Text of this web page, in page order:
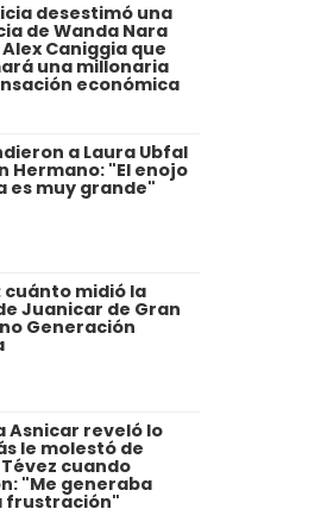
desestimó una
de Wanda Nara
Caniggia que
una millonaria
económica
a Laura Ubfal
Hermano: "El enojo
es muy grande"
cuánto midió la
Juanicar de Gran
Generación
Asnicar reveló lo
le molestó de
cuando
"Me generaba
frustración"